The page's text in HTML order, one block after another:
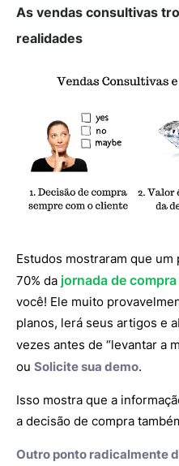
As vendas consultivas
realidades
Estudos mostraram que
70% da jornada de
você! Ele muito
planos, lerá seus artigos e
vezes antes de “levantar a
ou Solicite sua demo.
Isso mostra que a
a decisão de compra
Outro ponto radicalmente